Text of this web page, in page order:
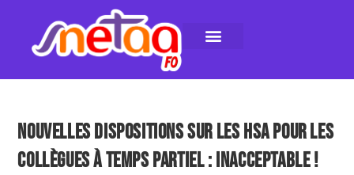
NOUVELLES DISPOSITIONS SUR LES HSA POUR LES
COLLÈGUES À TEMPS PARTIEL : INACCEPTABLE !